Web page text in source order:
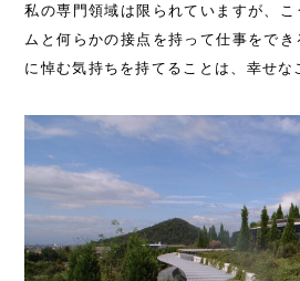
私の専門領域は限られていますが、
ムと何らかの接点を持って仕事をで
に悼む気持ちを持てることは、幸せな